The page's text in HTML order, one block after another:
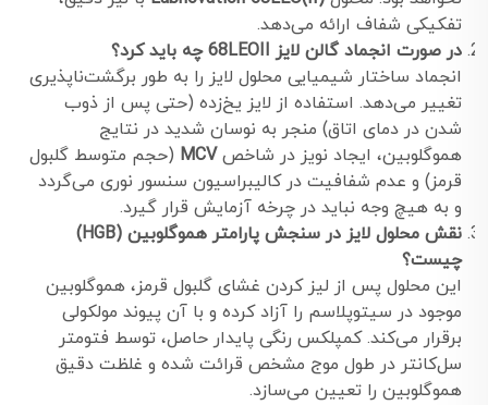
تفکیکی شفاف ارائه می‌دهد.
در صورت انجماد گالن لایز 68LEOII چه باید کرد؟
انجماد ساختار شیمیایی محلول لایز را به طور برگشت‌ناپذیری
تغییر می‌دهد. استفاده از لایز یخ‌زده (حتی پس از ذوب
شدن در دمای اتاق) منجر به نوسان شدید در نتایج
هموگلوبین، ایجاد نویز در شاخصMCV (حجم متوسط گلبول
قرمز) و عدم شفافیت در کالیبراسیون سنسور نوری می‌گردد
و به هیچ وجه نباید در چرخه آزمایش قرار گیرد.
نقش محلول لایز در سنجش پارامتر هموگلوبین (HGB)
چیست؟
این محلول پس از لیز کردن غشای گلبول قرمز، هموگلوبین
موجود در سیتوپلاسم را آزاد کرده و با آن پیوند مولکولی
برقرار می‌کند. کمپلکس رنگی پایدار حاصل، توسط فتومتر
سل‌کانتر در طول موج مشخص قرائت شده و غلظت دقیق
هموگلوبین را تعیین می‌سازد.